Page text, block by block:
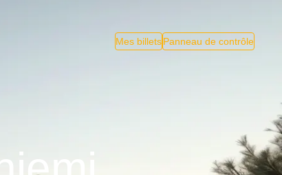
Mes billetsPanneau de contrôle